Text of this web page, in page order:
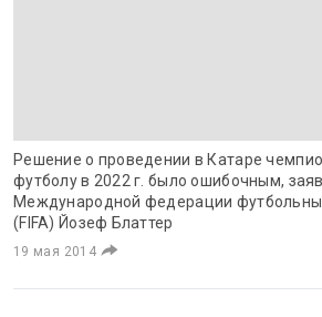
Решение о проведении в Катаре
футболу в 2022 г. было ошибочным,
Международной федерации
(FIFA) Йозеф Блаттер
19 мая 2014